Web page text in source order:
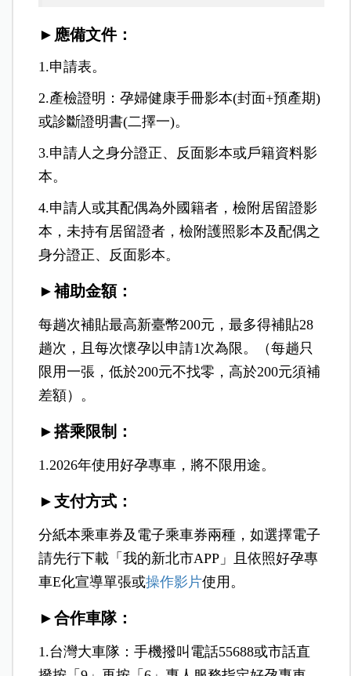
►應備文件：
1.申請表。
2.產檢證明：孕婦健康手冊影本(封面+預產期)
或診斷證明書(二擇一)。
3.申請人之身分證正、反面影本或戶籍資料影
本。
4.申請人或其配偶為外國籍者，檢附居留證影
本，未持有居留證者，檢附護照影本及配偶之
身分證正、反面影本。
►補助金額：
每趟次補貼最高新臺幣200元，最多得補貼28
趟次，且每次懷孕以申請1次為限。（每趟只
限用一張，低於200元不找零，高於200元須補
差額）。
►搭乘限制：
1.2026年使用好孕專車，將不限用途。
►支付方式：
分紙本乘車券及電子乘車券兩種，如選擇電子
請先行下載「我的新北市APP」且依照好孕專
車E化宣導單張或操作影片使用。
►合作車隊：
1.台灣大車隊：手機撥叫電話55688或市話直